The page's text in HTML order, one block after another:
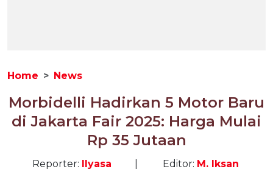
Home News
Morbidelli Hadirkan 5 Motor Baru
di Jakarta Fair 2025: Harga Mulai
Rp 35 Jutaan
Reporter: Ilyasa
Editor: M. Iksan